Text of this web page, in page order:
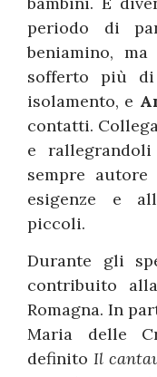
periodo di
beniamino,
sofferto più
isolamento, e
contatti.
e
sempre
esigenze e
piccoli.
Durante gli
contribuito
Romagna. In
Maria delle
definito Il